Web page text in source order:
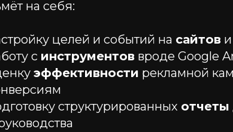
на себя:
целей и событий на сайтов
с инструментов вроде Google
эффективности рекламной
структурированных отчеты